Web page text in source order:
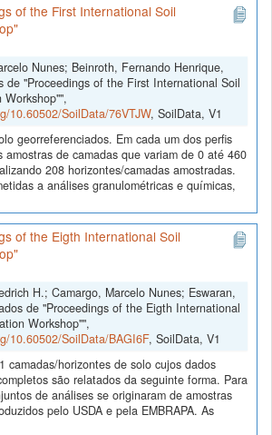
of the First International Soil
Nunes; Beinroth, Fernando Henrique,
de "Proceedings of the First International Soil
Workshop"",
10.60502/SoilData/76VTJW, SoilData, V1
georreferenciados. Em cada um dos perfis
de camadas que variam de 0 até 460
208 horizontes/camadas amostradas.
a análises granulométricas e químicas,
of the Eigth International Soil
H.; Camargo, Marcelo Nunes; Eswaran,
de "Proceedings of the Eigth International
Workshop"",
10.60502/SoilData/BAGI6F, SoilData, V1
camadas/horizontes de solo cujos dados
são relatados da seguinte forma. Para
de análises se originaram de amostras
pelo USDA e pela EMBRAPA. As